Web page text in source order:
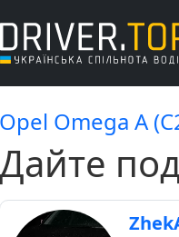
Opel Omega A
Дайте